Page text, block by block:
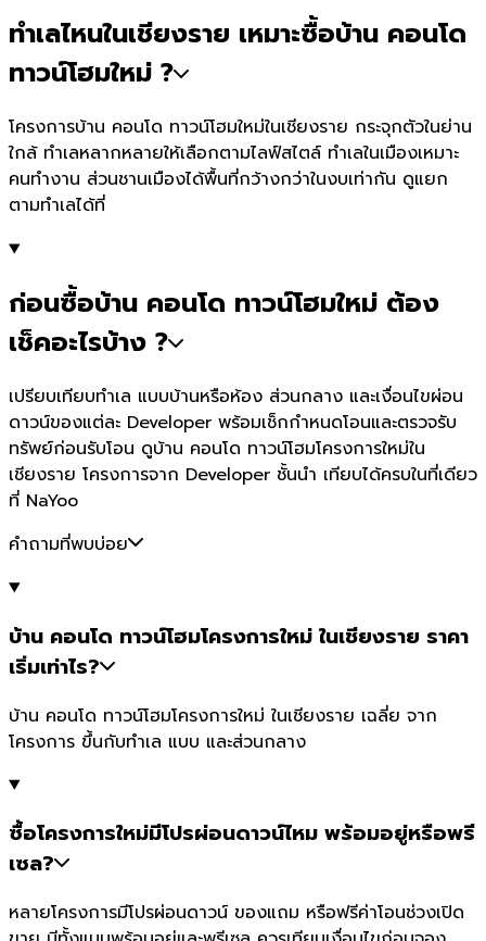
ทำเลไหนในเชียงราย เหมาะซื้อบ้าน คอนโด
ทาวน์โฮมใหม่ ?
โครงการบ้าน คอนโด ทาวน์โฮมใหม่ในเชียงราย กระจุกตัวในย่าน
ใกล้ ทำเลหลากหลายให้เลือกตามไลฟ์สไตล์ ทำเลในเมืองเหมาะ
คนทำงาน ส่วนชานเมืองได้พื้นที่กว้างกว่าในงบเท่ากัน ดูแยก
ตามทำเลได้ที่
ก่อนซื้อบ้าน คอนโด ทาวน์โฮมใหม่ ต้อง
เช็คอะไรบ้าง ?
เปรียบเทียบทำเล แบบบ้านหรือห้อง ส่วนกลาง และเงื่อนไขผ่อน
ดาวน์ของแต่ละ Developer พร้อมเช็กกำหนดโอนและตรวจรับ
ทรัพย์ก่อนรับโอน ดูบ้าน คอนโด ทาวน์โฮมโครงการใหม่ใน
เชียงราย โครงการจาก Developer ชั้นนำ เทียบได้ครบในที่เดียว
ที่ NaYoo
คำถามที่พบบ่อย
บ้าน คอนโด ทาวน์โฮมโครงการใหม่ ในเชียงราย ราคา
เริ่มเท่าไร?
บ้าน คอนโด ทาวน์โฮมโครงการใหม่ ในเชียงราย เฉลี่ย จาก
โครงการ ขึ้นกับทำเล แบบ และส่วนกลาง
ซื้อโครงการใหม่มีโปรผ่อนดาวน์ไหม พร้อมอยู่หรือพรี
เซล?
หลายโครงการมีโปรผ่อนดาวน์ ของแถม หรือฟรีค่าโอนช่วงเปิด